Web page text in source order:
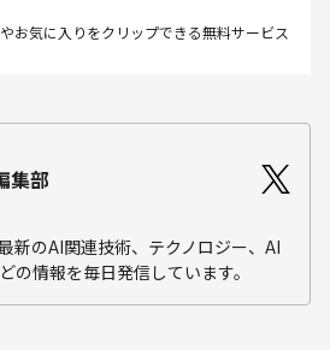
お気に入りをクリップできる無料サービス
集部
新のAI関連技術、テクノロジー、AI
の情報を毎日発信しています。